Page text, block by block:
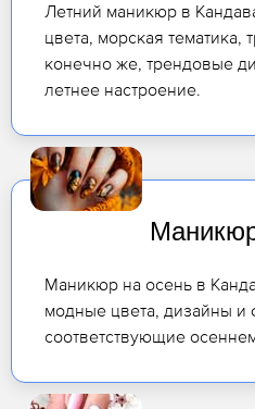
Летний маникюр в
цвета, морская тематика,
конечно же, трендовые
летнее настроение.
Маникюр на осень в
модные цвета, дизайны и
соответствующие